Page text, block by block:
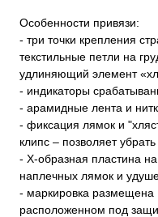
Особенности привязи:
- три точки крепления
текстильные петли на
удлиняющий элемент
- индикаторы
- арамидные лента и
- фиксация лямок и
клипс – позволяет
- X-образная пластина
наплечных лямок и
- маркировка размещена
расположенном под